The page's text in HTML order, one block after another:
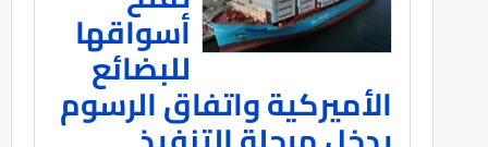
أسواقها
للبضائع
الأميركية واتفاق الرسوم